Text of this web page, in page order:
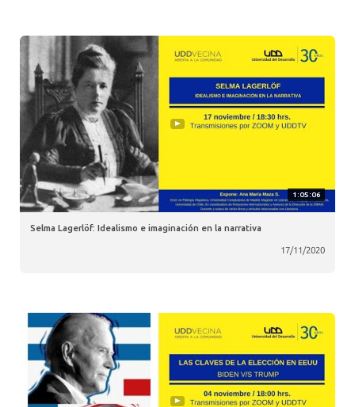
1:05:06
Selma Lagerlöf: Idealismo e imaginación en la narrativa
17/11/2020